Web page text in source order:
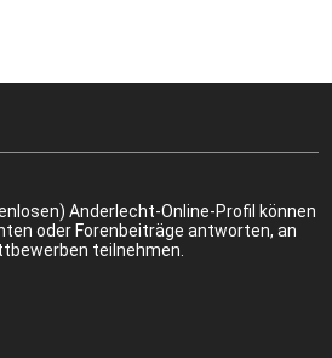
Anderlecht-Online-Profil können
oder Forenbeiträge antworten, an
teilnehmen.